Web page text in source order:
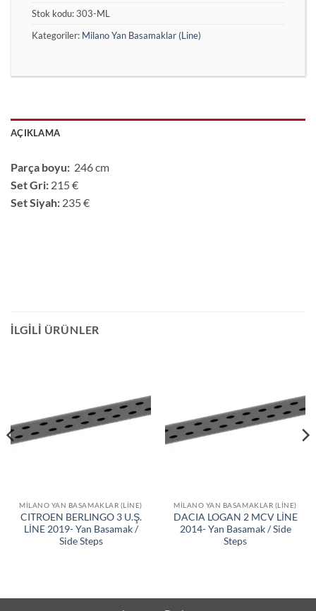
Stok kodu:303-ML
Kategoriler: Milano Yan Basamaklar (Line)
AÇIKLAMA
Parça boyu: 246 cm
Set Gri: 215 €
Set Siyah: 235 €
İLGILI ÜRÜNLER
MILANO YAN BASAMAKLAR (LINE)
CITROEN BERLINGO 3 U.Ş.
LİNE 2019- Yan Basamak /
Side Steps
MILANO YAN BASAMAKLAR (LINE)
DACIA LOGAN 2 MCV LİNE
2014- Yan Basamak / Side
Steps